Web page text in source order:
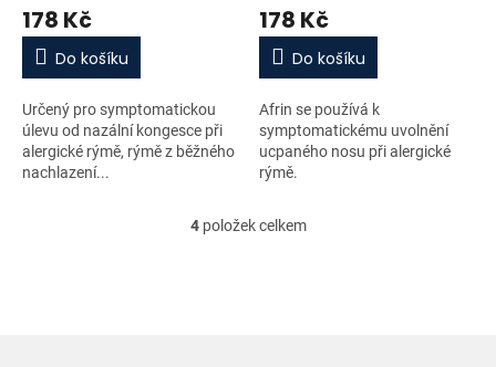
178 Kč
Do košíku
Určený pro symptomatickou
úlevu od nazální kongesce při
alergické rýmě, rýmě z běžného
nachlazení...
178 Kč
Do košíku
Afrin se používá k
symptomatickému uvolnění
ucpaného nosu při alergické
rýmě.
O
4položek celkem